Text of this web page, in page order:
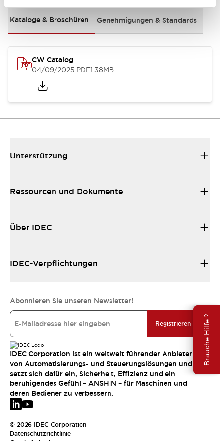
Brauche Hilfe ?
Kataloge & Broschüren Genehmigungen & Standards
CW Catalog
04/09/2025.PDF1.38MB
Unterstützung
Ressourcen und Dokumente
Über IDEC
IDEC-Verpflichtungen
Abonnieren Sie unseren Newsletter!
Registrieren
IDEC Corporation ist ein weltweit führender Anbieter
von Automatisierungs- und Steuerungslösungen und
setzt sich dafür ein, Sicherheit, Effizienz und ein
beruhigendes Gefühl – ANSHIN – für Maschinen und
deren Bediener zu verbessern.
© 2026 IDEC Corporation
Datenschutzrichtlinie